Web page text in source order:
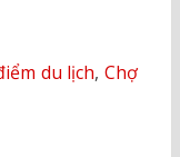
du lịch, Chợ